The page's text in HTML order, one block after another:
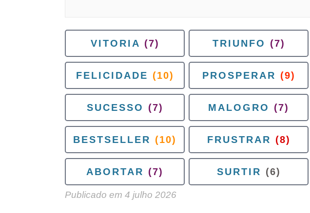
VITORIA (7) TRIUNFO (7)
FELICIDADE (10) PROSPERAR (9)
SUCESSO (7) MALOGRO (7)
BESTSELLER (10) FRUSTRAR (8)
ABORTAR (7) SURTIR (6)
Publicado em 4 julho 2026